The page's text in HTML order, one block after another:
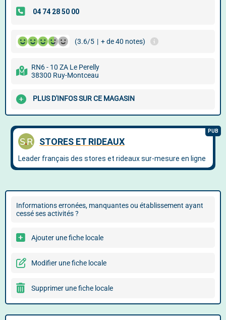
(3.6/5 | + de 40 notes)
RN6 - 10 ZA Le Perelly
38300 Ruy-Montceau
PLUS D'INFOS SUR CE MAGASIN
Informations erronées, manquantes ou établissement ayant
cessé ses activités ?
Ajouter une fiche locale
Modifier une fiche locale
Supprimer une fiche locale